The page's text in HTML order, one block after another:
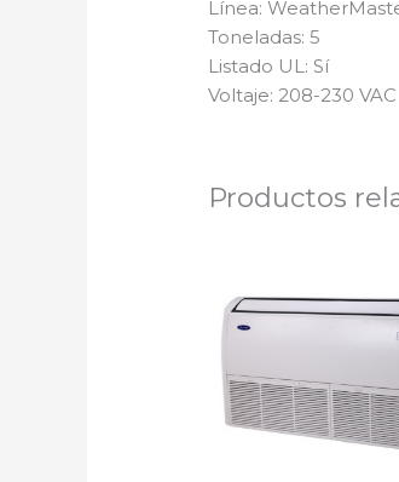
Línea:
Toneladas: 5
Listado UL: Sí
Voltaje: 208-230 VAC
Productos